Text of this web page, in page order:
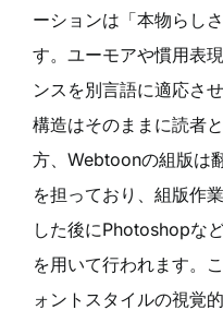
ーションは「本物らし
す。ユーモアや慣用表
ンスを別言語に適応さ
構造はそのままに読者
方、Webtoonの組版は
を担っており、組版作
した後にPhotoshopな
を用いて行われます。
ォントスタイルの視覚